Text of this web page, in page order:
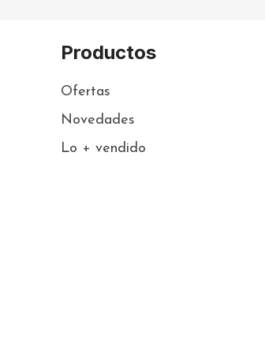
Productos
Ofertas
Novedades
Lo + vendido